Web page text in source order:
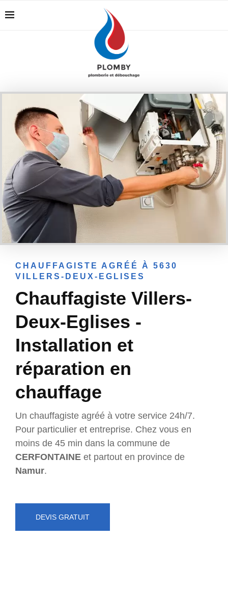
CHAUFFAGISTE AGRÉÉ À 5630
VILLERS-DEUX-EGLISES
Chauffagiste Villers-
Deux-Eglises -
Installation et
réparation en
chauffage
Un chauffagiste agréé à votre service 24h/7.
Pour particulier et entreprise. Chez vous en
moins de 45 min dans la commune de
CERFONTAINE et partout en province de
Namur.
DEVIS GRATUIT